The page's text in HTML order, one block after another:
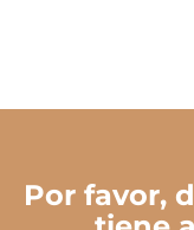
Por favor,